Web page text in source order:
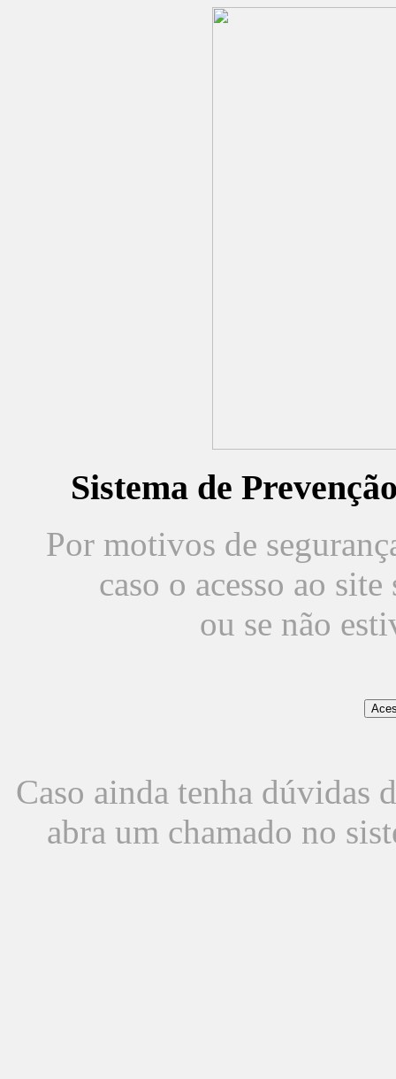
Sistema de
Por motivos de
caso o acesso ao
ou se não
Caso ainda tenha dúvidas
abra um chamado no